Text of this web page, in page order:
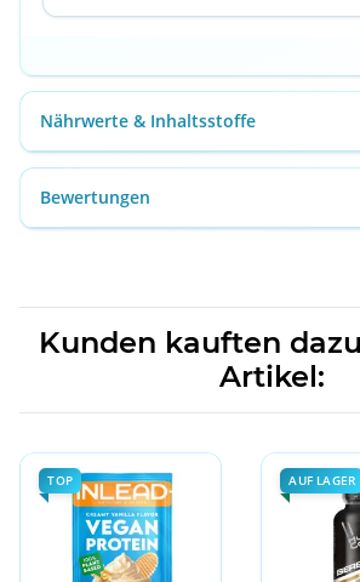
Nährwerte & Inhaltsstoffe
Bewertungen
Kunden kauften
Artikel:
TOP AUF LAGER